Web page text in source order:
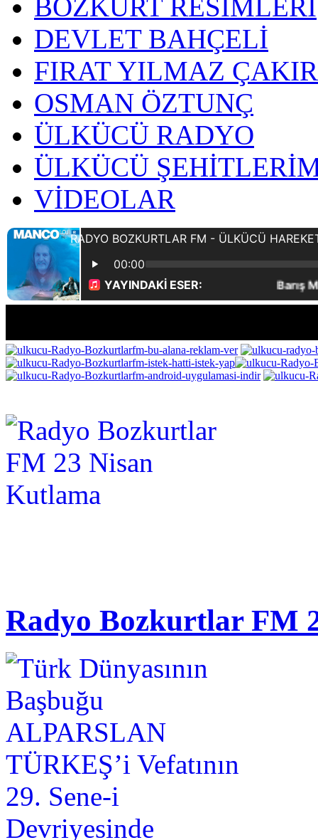
BOZKURT RESİMLERİ
DEVLET BAHÇELİ
FIRAT YILMAZ
OSMAN ÖZTUNÇ
ÜLKÜCÜ RADYO
ÜLKÜCÜ
VİDEOLAR
Radyo Bozkurtlar FM